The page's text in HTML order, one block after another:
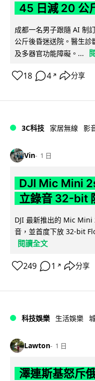
45 日減 20 公
成都一名男子跟隨 AI 制
公斤後昏迷送院。醫生
及多器官功能障礙。...
18 4 ↗ 分享
3C科技 家居無線 影
Vin 1 日
DJI Mic Mini
立錄音 32-bit
DJI 最新推出的 Mic Mini
音，並首度下放 32-bit
閱讀全文
249 1 ↗ 分享
科技娛樂 生活娛樂
Lawton 1 日
澤連斯基怒斥